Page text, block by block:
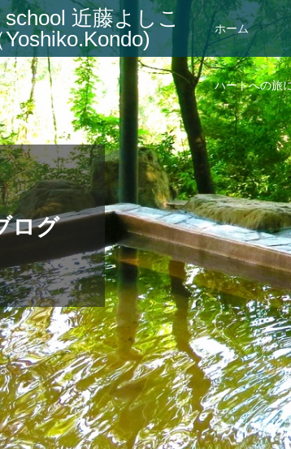
school 近藤よしこ
Yoshiko.Kondo)
ホーム
ハートへの旅
ログ